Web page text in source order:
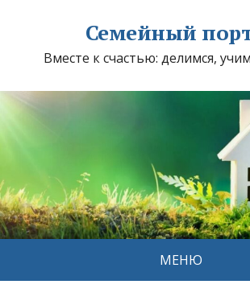
Семейный
Вместе к счастью: делимся,
МЕНЮ